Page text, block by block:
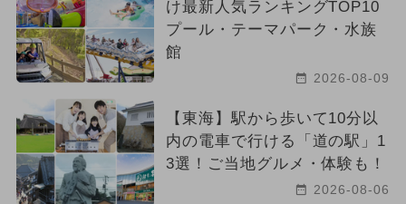
け最新人気ランキングTOP10
プール・テーマパーク・水族
館
2026-08-09
【東海】駅から歩いて10分以
内の電車で行ける「道の駅」1
3選！ご当地グルメ・体験も！
2026-08-06